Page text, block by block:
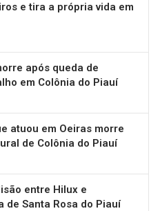
e tira a própria vida em
após queda de
em Colônia do Piauí
atuou em Oeiras morre
de Colônia do Piauí
entre Hilux e
Santa Rosa do Piauí